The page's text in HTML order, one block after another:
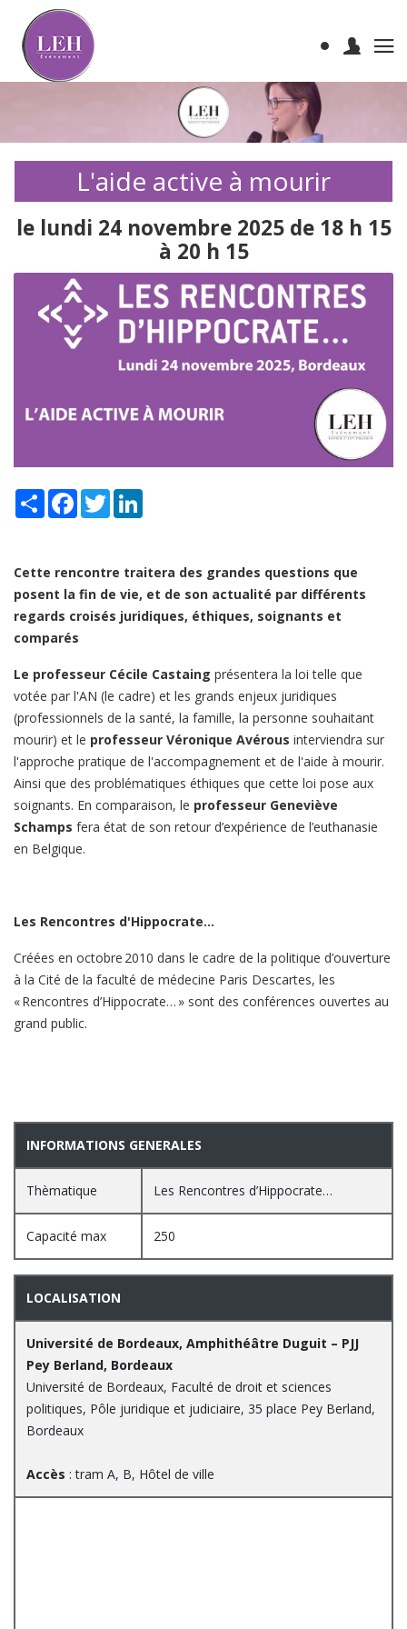
L'aide active à mourir
le lundi 24 novembre 2025 de 18 h 15
à 20 h 15
Share Facebook
Twitter
Cette rencontre traitera des grandes questions que
posent la fin de vie, et de son actualité par différents
regards croisés juridiques, éthiques, soignants et
comparés
Le professeur Cécile Castaing présentera la loi telle que
votée par l'AN (le cadre) et les grands enjeux juridiques
(professionnels de la santé, la famille, la personne souhaitant
mourir) et le professeur Véronique Avérous interviendra sur
l'approche pratique de l'accompagnement et de l'aide à mourir.
Ainsi que des problématiques éthiques que cette loi pose aux
soignants. En comparaison, le professeur Geneviève
Schamps fera état de son retour d’expérience de l’euthanasie
en Belgique.
Les Rencontres d'Hippocrate…
Créées en octobre 2010 dans le cadre de la politique d’ouverture
à la Cité de la faculté de médecine Paris Descartes, les
« Rencontres d’Hippocrate… » sont des conférences ouvertes au
grand public.
INFORMATIONS GENERALES
Thèmatique Les Rencontres d’Hippocrate…
Capacité max 250
LOCALISATION
Université de Bordeaux, Amphithéâtre Duguit – PJJ
Pey Berland, Bordeaux
Université de Bordeaux, Faculté de droit et sciences
politiques, Pôle juridique et judiciaire, 35 place Pey Berland,
Bordeaux
Accès : tram A, B, Hôtel de ville